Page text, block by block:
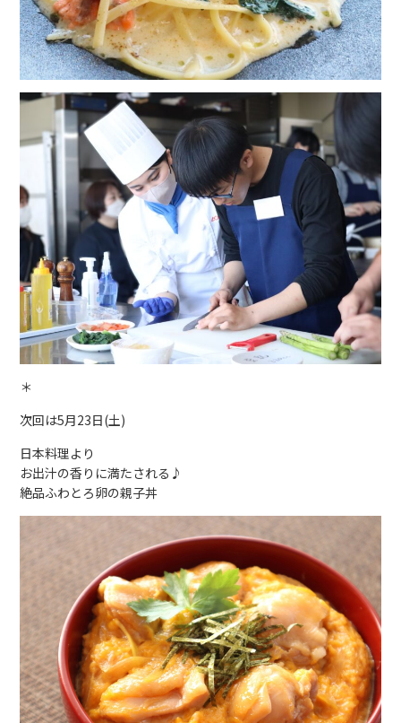
＊
次回は5月23日(土)
日本料理より
お出汁の香りに満たされる♪
絶品ふわとろ卵の親子丼